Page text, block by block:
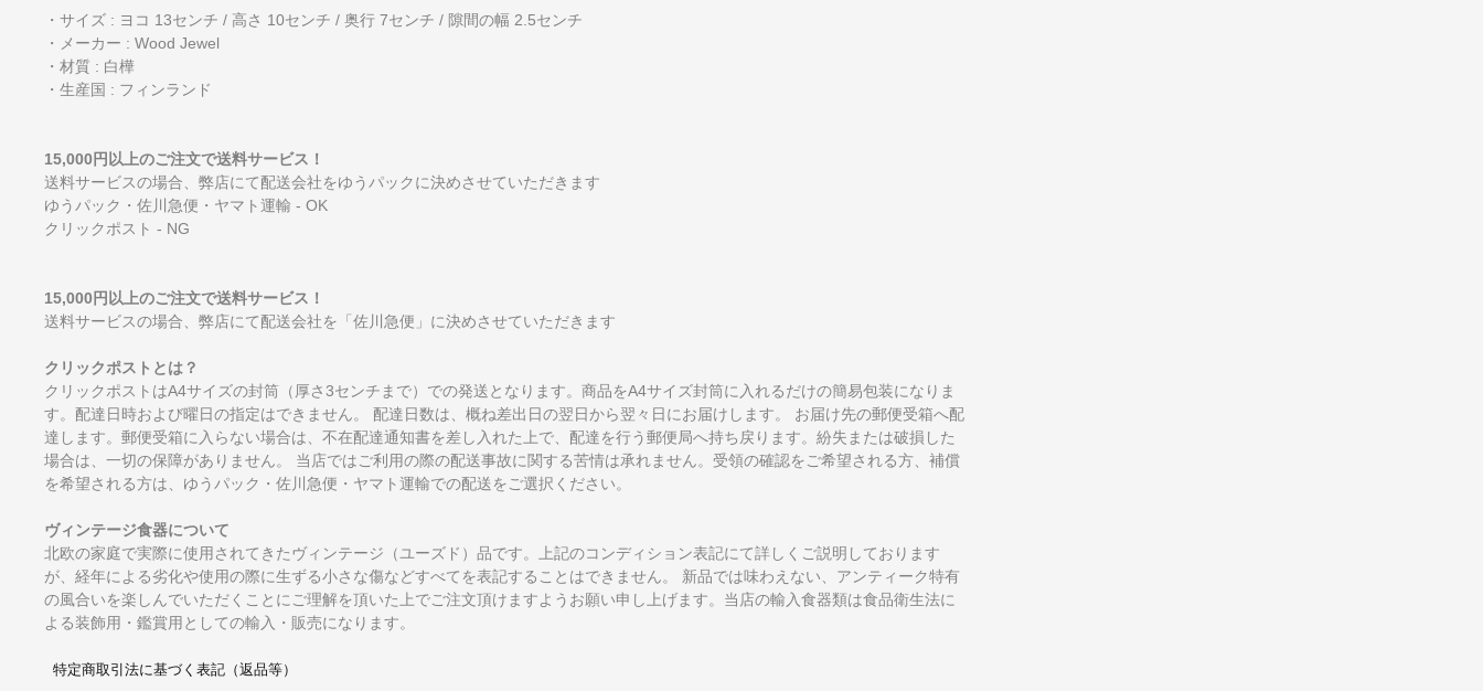
・サイズ : ヨコ 13センチ / 高さ 10センチ / 奥行 7センチ / 隙間の幅 2.5センチ
・メーカー : Wood Jewel
・材質 : 白樺
・生産国 : フィンランド
15,000円以上のご注文で送料サービス！
送料サービスの場合、弊店にて配送会社をゆうパックに決めさせていただきます
ゆうパック・佐川急便・ヤマト運輸 - OK
クリックポスト - NG
15,000円以上のご注文で送料サービス！
送料サービスの場合、弊店にて配送会社を「佐川急便」に決めさせていただきます
クリックポストとは？
クリックポストはA4サイズの封筒（厚さ3センチまで）での発送となります。商品をA4サイズ封筒に入れるだけの簡易包装になりま
す。配達日時および曜日の指定はできません。 配達日数は、概ね差出日の翌日から翌々日にお届けします。 お届け先の郵便受箱へ配
達します。郵便受箱に入らない場合は、不在配達通知書を差し入れた上で、配達を行う郵便局へ持ち戻ります。紛失または破損した
場合は、一切の保障がありません。 当店ではご利用の際の配送事故に関する苦情は承れません。受領の確認をご希望される方、補償
を希望される方は、ゆうパック・佐川急便・ヤマト運輸での配送をご選択ください。
ヴィンテージ食器について
北欧の家庭で実際に使用されてきたヴィンテージ（ユーズド）品です。上記のコンディション表記にて詳しくご説明しております
が、経年による劣化や使用の際に生ずる小さな傷などすべてを表記することはできません。 新品では味わえない、アンティーク特有
の風合いを楽しんでいただくことにご理解を頂いた上でご注文頂けますようお願い申し上げます。当店の輸入食器類は食品衛生法に
よる装飾用・鑑賞用としての輸入・販売になります。
特定商取引法に基づく表記（返品等）